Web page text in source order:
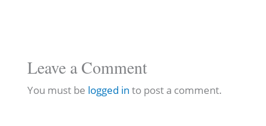
Leave a Comment
You must be logged in to post a comment.